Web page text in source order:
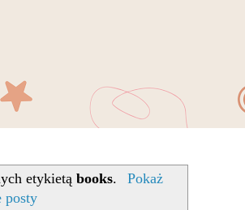
etykietąbooks.
Pokaż
posty